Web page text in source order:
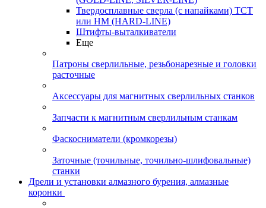
Твердосплавные сверла (с напайками) ТСТ
или HM (HARD-LINE)
Штифты-выталкиватели
Еще
Патроны сверлильные, резьбонарезные и головки
расточные
Аксессуары для магнитных сверлильных станков
Запчасти к магнитным сверлильным станкам
Фаскосниматели (кромкорезы)
Заточные (точильные, точильно-шлифовальные)
станки
Дрели и установки алмазного бурения, алмазные
коронки